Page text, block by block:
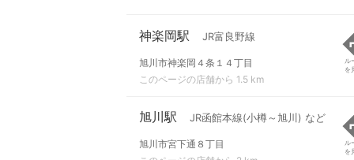
神楽岡駅 JR富良野線
旭川市神楽岡４条１４丁目
このページの店舗から 1.5 km
ル
を
旭川駅 JR函館本線(小樽～旭川) など
旭川市宮下通８丁目
ル
を